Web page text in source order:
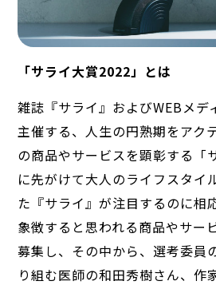
「サライ大賞2022」とは
雑誌『サライ』およびWEBメ
主催する、人生の円熟期をアク
の商品やサービスを顕彰する「
に先がけて大人のライフスタイ
た『サライ』が注目するのに相
象徴すると思われる商品やサー
募集し、その中から、選考委員
り組む医師の和田秀樹さん、作